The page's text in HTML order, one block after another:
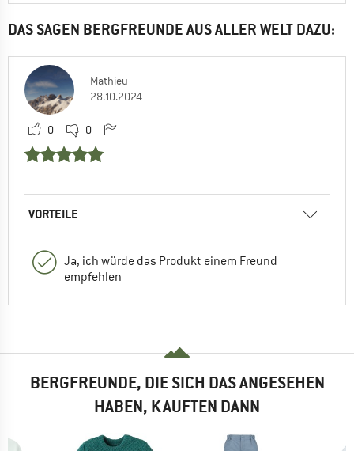
DAS SAGEN BERGFREUNDE AUS ALLER WELT DAZU:
Mathieu
28.10.2024
0 0
VORTEILE
Ja, ich würde das Produkt einem Freund
empfehlen
BERGFREUNDE, DIE SICH DAS ANGESEHEN
HABEN, KAUFTEN DANN